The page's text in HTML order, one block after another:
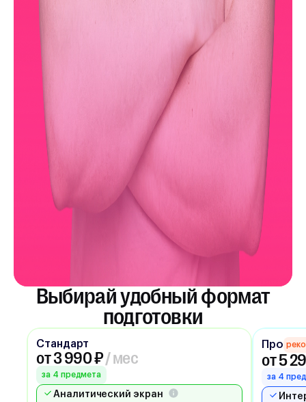
Выбирай удобный формат
подготовки
Стандарт
от 3 990 ₽/ мес
за 4 предмета
Аналитический экран
Про
от 5
за 4